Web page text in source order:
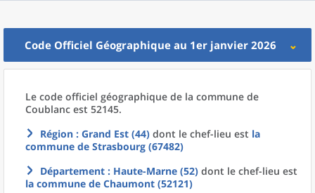
Code Officiel Géographique au 1er janvier 2026
Le code officiel géographique de la commune de
Coublanc est 52145.
Région : Grand Est (44) dont le chef-lieu est la
commune de Strasbourg (67482)
Département : Haute-Marne (52) dont le chef-lieu est
la commune de Chaumont (52121)